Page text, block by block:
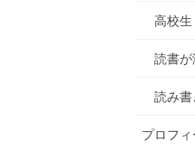
高校
読書が
読み書
プロフ